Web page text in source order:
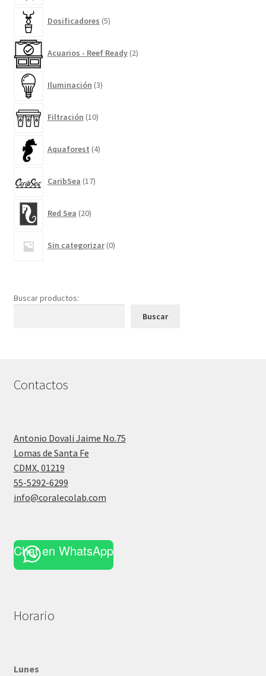
Dosificadores 5productos
Acuarios - Reef Ready 2productos
Iluminación 3productos
Filtración 10productos
Aquaforest 4productos
CaribSea 17productos
Red Sea 20productos
Sin categorizar 0productos
Buscar productos:
Buscar
Contactos
Antonio Dovali Jaime No.75
Lomas de Santa Fe
CDMX, 01219
55-5292-6299
info@coralecolab.com
Chat en WhatsApp
Horario
Lunes